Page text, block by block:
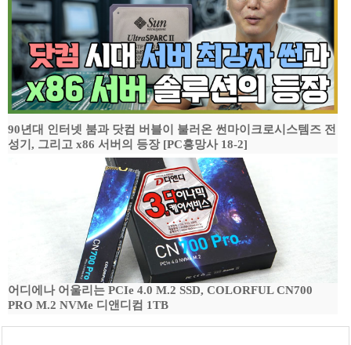
90년대 인터넷 붐과 닷컴 버블이 불러온 썬마이크로시스템즈 전
성기, 그리고 x86 서버의 등장 [PC흥망사 18-2]
어디에나 어울리는 PCIe 4.0 M.2 SSD, COLORFUL CN700
PRO M.2 NVMe 디앤디컴 1TB